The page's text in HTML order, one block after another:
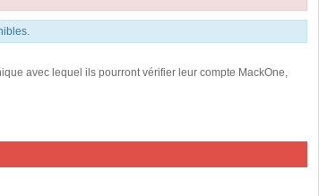
avec lequel ils pourront vérifier leur compte MackOne,